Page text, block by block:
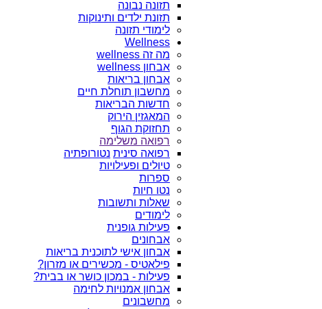
תזונה נבונה
תזונת ילדים ותינוקות
לימודי תזונה
Wellness
מה זה wellness
אבחון wellness
אבחון בריאות
מחשבון תוחלת חיים
חדשות הבריאות
המאגזין הירוק
תחזוקת הגוף
רפואה משלימה
רפואה סינית נטורופתיה
טיולים ופעילויות
ספרות
נטו חיות
שאלות ותשובות
לימודים
פעילות גופנית
אבחונים
אבחון אישי לתוכנית בריאות
פילאטיס - מכשירים או מזרון?
פעילות - במכון כושר או בבית?
אבחון אמנויות לחימה
מחשבונים